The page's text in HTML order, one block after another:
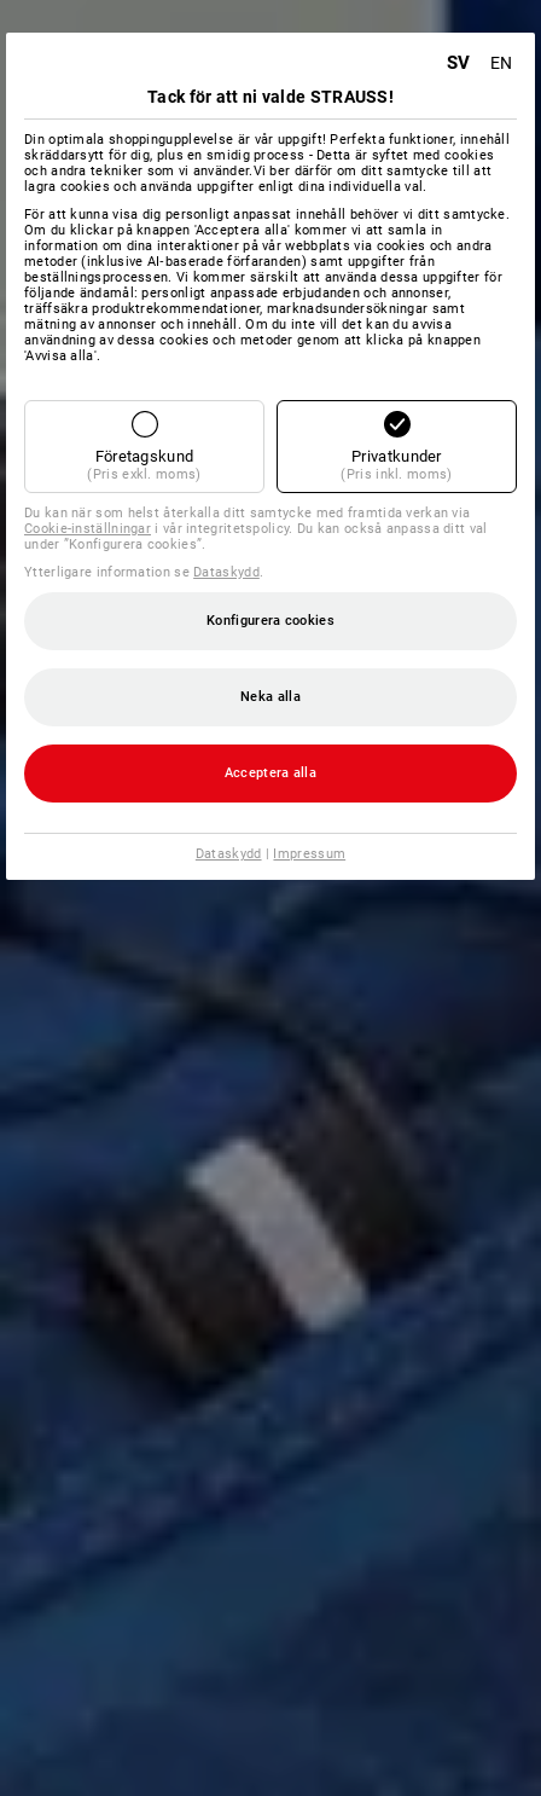
SV
EN
Tack för att ni valde STRAUSS!
Din optimala shoppingupplevelse är vår uppgift! Perfekta funktioner, innehåll
skräddarsytt för dig, plus en smidig process - Detta är syftet med cookies
och andra tekniker som vi använder.Vi ber därför om ditt samtycke till att
lagra cookies och använda uppgifter enligt dina individuella val.
För att kunna visa dig personligt anpassat innehåll behöver vi ditt samtycke.
Om du klickar på knappen 'Acceptera alla' kommer vi att samla in
information om dina interaktioner på vår webbplats via cookies och andra
metoder (inklusive AI‑baserade förfaranden) samt uppgifter från
beställningsprocessen. Vi kommer särskilt att använda dessa uppgifter för
följande ändamål: personligt anpassade erbjudanden och annonser,
träffsäkra produktrekommendationer, marknadsundersökningar samt
mätning av annonser och innehåll. Om du inte vill det kan du avvisa
användning av dessa cookies och metoder genom att klicka på knappen
'Avvisa alla'.
Företagskund
(Pris exkl. moms)
Privatkunder
(Pris inkl. moms)
Du kan när som helst återkalla ditt samtycke med framtida verkan via
Cookie-inställningar i vår integritetspolicy. Du kan också anpassa ditt val
under ”Konfigurera cookies”.
Ytterligare information se Dataskydd.
Konfigurera cookies
Neka alla
Acceptera alla
Dataskydd | Impressum